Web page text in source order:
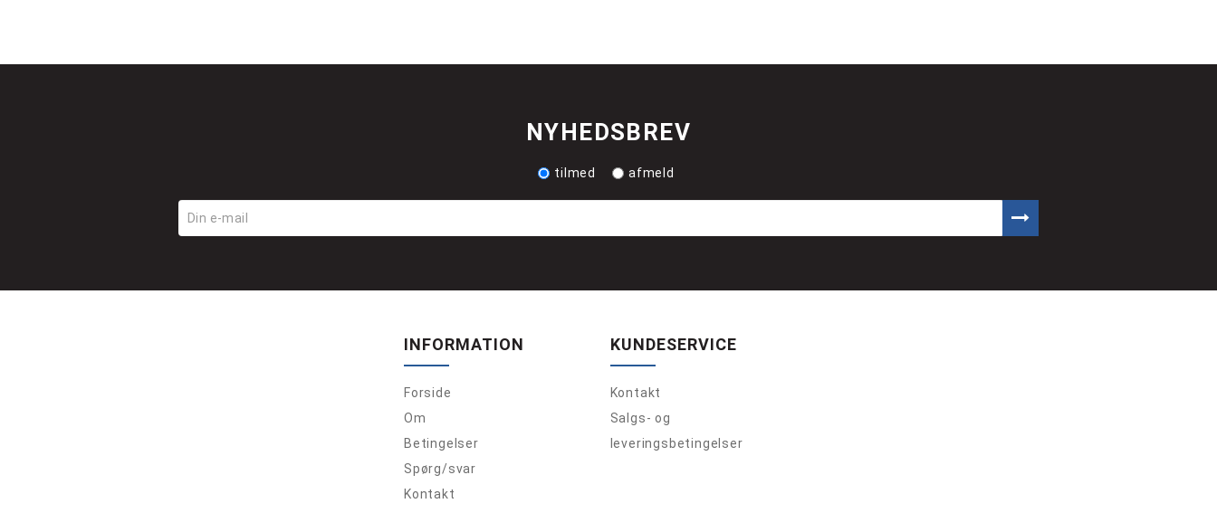
NYHEDSBREV
tilmed afmeld
INFORMATION
Forside
Om
Betingelser
Spørg/svar
Kontakt
KUNDESERVICE
Kontakt
Salgs- og
leveringsbetingelser